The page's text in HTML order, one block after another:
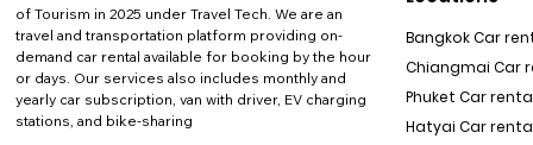
of Tourism in 2025 under Travel Tech. We are an
travel and transportation platform providing on-
demand car rental available for booking by the hour
or days. Our services also includes monthly and
yearly car subscription, van with driver, EV charging
stations, and bike-sharing
Bangkok Car
Chiangmai Car
Phuket Car rental
Hatyai Car